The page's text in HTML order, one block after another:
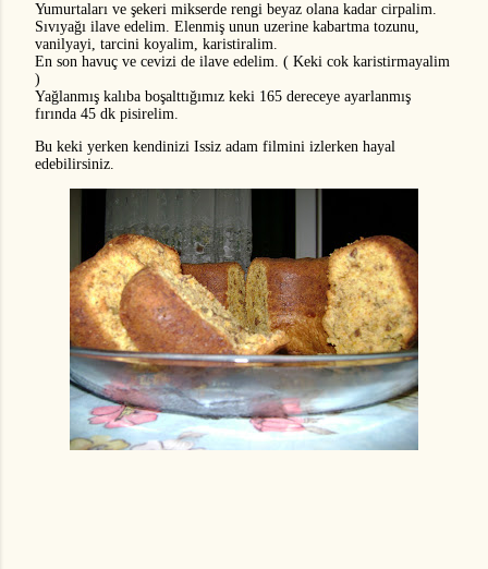
Yumurtaları ve şekeri mikserde rengi beyaz olana kadar cirpalim.
Sıvıyağı ilave edelim. Elenmiş unun uzerine kabartma tozunu,
vanilyayi, tarcini koyalim, karistiralim.
En son havuç ve cevizi de ilave edelim. ( Keki cok karistirmayalim
)
Yağlanmış kalıba boşalttığımız keki 165 dereceye ayarlanmış
fırında 45 dk pisirelim.
Bu keki yerken kendinizi Issiz adam filmini izlerken hayal
edebilirsiniz.